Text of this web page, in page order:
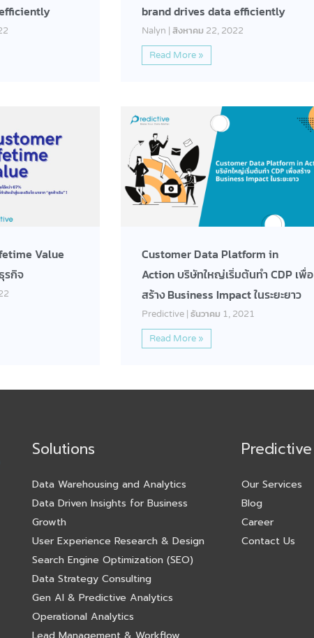
brand drives data efficiently
Nalyn สิงหาคม 22, 2022
Read More »
Value
รกิจ
Customer Data Platform in
Action บริษัทใหญ่เริ่มต้นทำ CDP เพื่อ
สร้าง Business Impact ในระยะยาว
Predictive ธันวาคม 1, 2021
Read More »
Solutions
Data Warehousing and Analytics
Data Driven Insights for Business
Growth
User Experience Research & Design
Search Engine Optimization (SEO)
Data Strategy Consulting
Gen AI & Predictive Analytics
Operational Analytics
Predictive
Our Services
Blog
Career
Contact Us